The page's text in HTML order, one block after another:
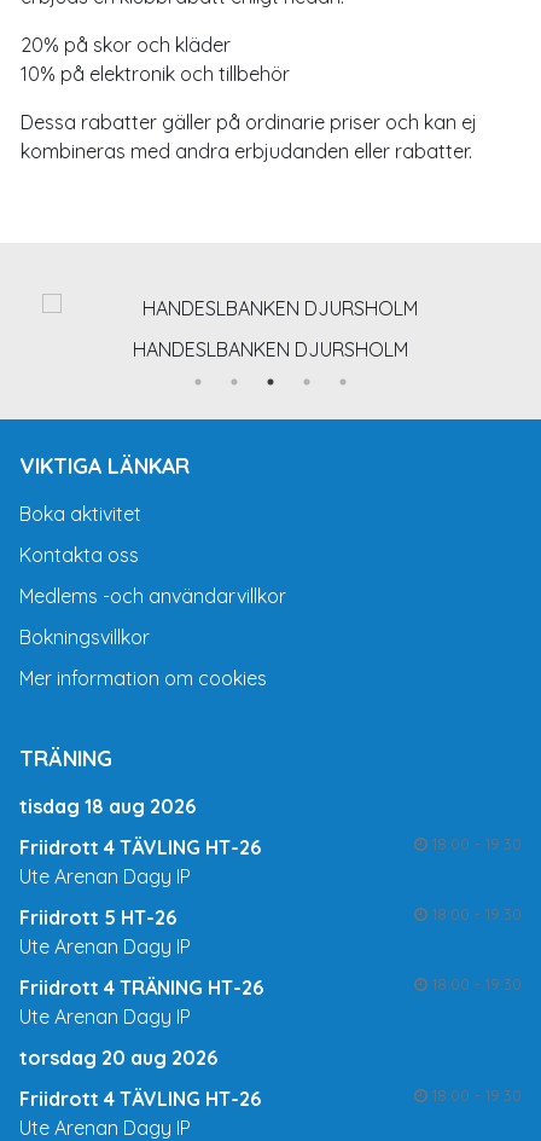
20% på skor och kläder
10% på elektronik och tillbehör
Dessa rabatter gäller på ordinarie priser och kan ej
kombineras med andra erbjudanden eller rabatter.
HANDESLBANKEN DJURSHOLM
VIKTIGA LÄNKAR
Boka aktivitet
Kontakta oss
Medlems -och användarvillkor
Bokningsvillkor
Mer information om cookies
TRÄNING
tisdag 18 aug 2026
Friidrott 4 TÄVLING HT-26
18:00 - 19:30
Ute Arenan Dagy IP
Friidrott 5 HT-26
18:00 - 19:30
Ute Arenan Dagy IP
Friidrott 4 TRÄNING HT-26
18:00 - 19:30
Ute Arenan Dagy IP
torsdag 20 aug 2026
Friidrott 4 TÄVLING HT-26
18:00 - 19:30
Ute Arenan Dagy IP